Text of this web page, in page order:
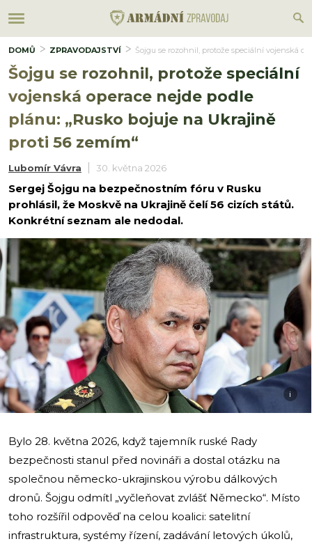
DOMŮ ZPRAVODAJSTVÍ Šojgu se rozohnil, protože speciální vojenská
Šojgu se rozohnil, protože speciální
vojenská operace nejde podle
plánu: „Rusko bojuje na Ukrajině
proti 56 zemím“
Lubomír Vávra 30. května 2026
Sergej Šojgu na bezpečnostním fóru v Rusku
prohlásil, že Moskvě na Ukrajině čelí 56 cizích států.
Konkrétní seznam ale nedodal.
i
Bylo 28. května 2026, když tajemník ruské Rady
bezpečnosti stanul před novináři a dostal otázku na
společnou německo-ukrajinskou výrobu dálkových
dronů. Šojgu odmítl „vyčleňovat zvlášť Německo“. Místo
toho rozšířil odpověď na celou koalici: satelitní
infrastruktura, systémy řízení, zadávání letových úkolů,